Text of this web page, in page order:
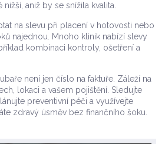
aniž by se snížila kvalita.
na slevu při placení v hotovosti nebo
najednou. Mnoho klinik nabízí slevy
kombinaci kontroly, ošetření a
není jen číslo na faktuře. Záleží na
lokaci a vašem pojištění. Sledujte
preventivní péči a využívejte
zdravý úsměv bez finančního šoku.